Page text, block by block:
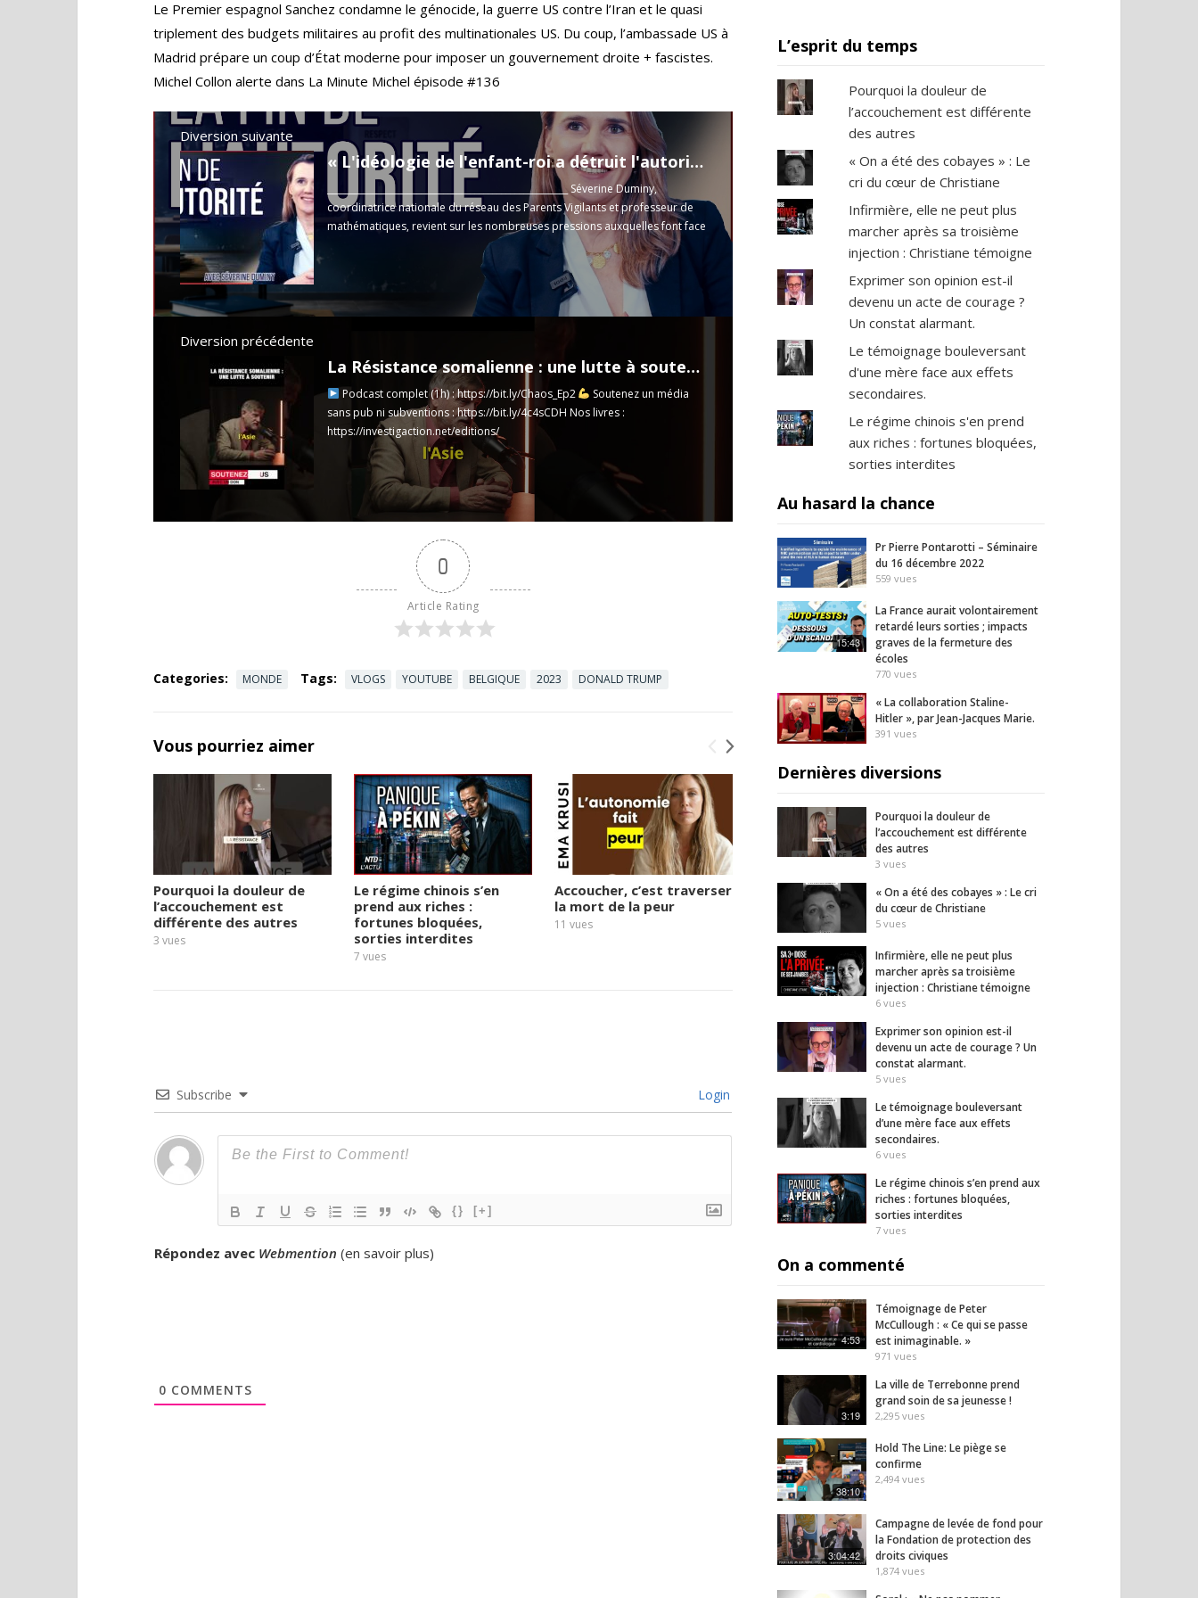
m
Le Premier espagnol Sanchez condamne le génocide, la guerre US contre l’Iran et le quasi
triplement des budgets militaires au profit des multinationales US. Du coup, l’ambassade US à
Madrid prépare un coup d’État moderne pour imposer un gouvernement droite + fascistes.
Michel Collon alerte dans La Minute Michel épisode #136
Diversion suivante
« L'idéologie de l'enfant-roi a détruit l'autorité du professeur » — Severine Duminy
______________________________________________________ Séverine Duminy,
coordinatrice nationale du réseau des Parents Vigilants et professeur de
mathématiques, revient sur les nombreuses pressions auxquelles font face
Diversion précédente
La Résistance somalienne : une lutte à soutenir - Michel Collon
Podcast complet (1h) :https://bit.ly/Chaos_Ep2
Soutenez un média
sans pub ni subventions :https://bit.ly/4c4sCDH Nos livres :
https://investigaction.net/editions/
0
Article Rating
Categories: MONDE Tags: VLOGS YOUTUBE BELGIQUE 2023 DONALD TRUMP
Vous pourriez aimer
Pourquoi la douleur de
l’accouchement est
différente des autres
3 vues
Le régime chinois s’en
prend aux riches :
fortunes bloquées,
sorties interdites
7 vues
Accoucher, c’est traverser
la mort de la peur
11 vues
« 2027 sera l’élection de la
dernière chance » —
Michael Miguères
6 danseuses africaines
expriment leur libération
12vues
Subscribe Login
{} [+]
Répondez avec Webmention (en savoir plus)
0 COMMENTS
L’esprit du temps
Pourquoi la douleur de
l’accouchement est différente
des autres
« On a été des cobayes » : Le
cri du cœur de Christiane
Infirmière, elle ne peut plus
marcher après sa troisième
injection : Christiane témoigne
Exprimer son opinion est-il
devenu un acte de courage ?
Un constat alarmant.
Le témoignage bouleversant
d'une mère face aux effets
secondaires.
Le régime chinois s'en prend
aux riches : fortunes bloquées,
sorties interdites
Au hasard la chance
Pr Pierre Pontarotti – Séminaire
du 16 décembre 2022
559 vues
15:43
La France aurait volontairement
retardé leurs sorties ; impacts
graves de la fermeture des
écoles
770 vues
« La collaboration Staline-
Hitler », par Jean-Jacques Marie.
391 vues
Dernières diversions
Pourquoi la douleur de
l’accouchement est différente
des autres
3 vues
« On a été des cobayes » : Le cri
du cœur de Christiane
5 vues
Infirmière, elle ne peut plus
marcher après sa troisième
injection : Christiane témoigne
6 vues
Exprimer son opinion est-il
devenu un acte de courage ? Un
constat alarmant.
5 vues
Le témoignage bouleversant
d’une mère face aux effets
secondaires.
6 vues
Le régime chinois s’en prend aux
riches : fortunes bloquées,
sorties interdites
7 vues
On a commenté
4:53
Témoignage de Peter
McCullough : « Ce qui se passe
est inimaginable. »
971 vues
3:19
La ville de Terrebonne prend
grand soin de sa jeunesse !
2,295 vues
38:10
Hold The Line: Le piège se
confirme
2,494 vues
3:04:42
Campagne de levée de fond pour
la Fondation de protection des
droits civiques
1,874 vues